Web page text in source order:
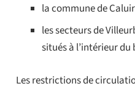
la commune de
les secteurs de
situés à l’intérieur
Les restrictions de